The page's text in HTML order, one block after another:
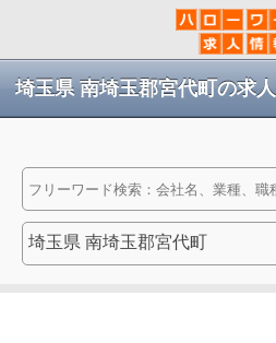
埼玉県 南埼玉郡宮代町の求人